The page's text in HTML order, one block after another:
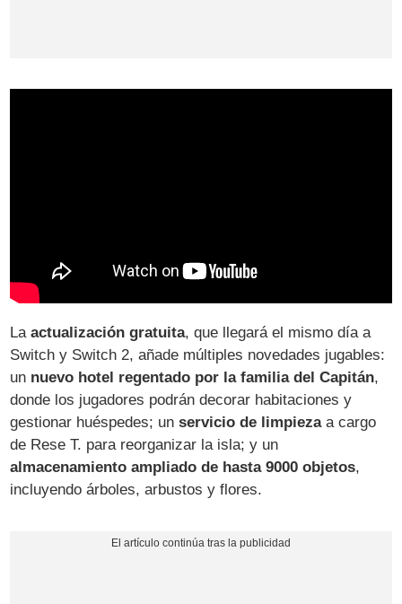
Laactualización gratuita, que llegará el mismo día a
Switch y Switch 2, añade múltiples novedades jugables:
un nuevo hotel regentado por la familia del Capitán,
donde los jugadores podrán decorar habitaciones y
gestionar huéspedes; unservicio de limpiezaa cargo
de Rese T. para reorganizar la isla; y un
almacenamiento ampliado de hasta 9000 objetos,
incluyendo árboles, arbustos y flores.